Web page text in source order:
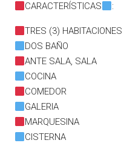
CARACTERÍSTICAS :
TRES (3) HABITACIONES
DOS BAÑO
ANTE SALA, SALA
COCINA
COMEDOR
GALERIA
MARQUESINA
CISTERNA